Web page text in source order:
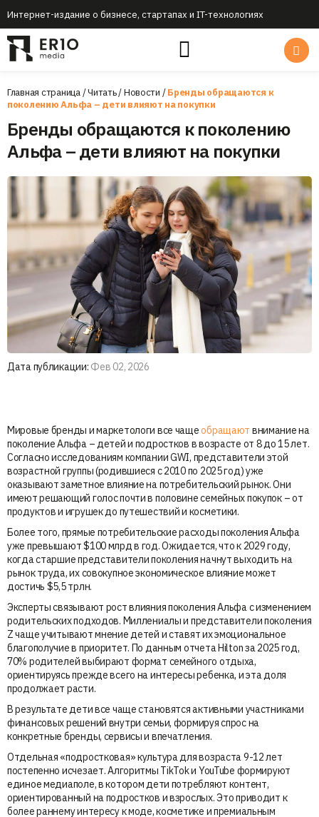
Интернет-издание о бизнесе, стартапах и IT-технологиях
Главная страница/Читать/Новости /Бренды обращаются к
поколению Альфа – дети влияют на покупки
Бренды обращаются к поколению
Альфа – дети влияют на покупки
Дата публикации: Фев 02, 2026
Мировые бренды и маркетологи все чащеобращают внимание на
поколение Альфа – детей и подростков в возрасте от 8 до 15 лет.
Согласно исследованиям компании GWI, представители этой
возрастной группы (родившиеся с 2010 по 2025 год) уже
оказывают заметное влияние на потребительский рынок. Они
имеют решающий голос почти в половине семейных покупок – от
продуктов и игрушек до путешествий и косметики.
Более того, прямые потребительские расходы поколения Альфа
уже превышают $100 млрд в год. Ожидается, что к 2029 году,
когда старшие представители поколения начнут выходить на
рынок труда, их совокупное экономическое влияние может
достичь $5,5 трлн.
Эксперты связывают рост влияния поколения Альфа с изменением
родительских подходов. Миллениалы и представители поколения
Z чаще учитывают мнение детей и ставят их эмоциональное
благополучие в приоритет. По данным отчета Hilton за 2025 год,
70% родителей выбирают формат семейного отдыха,
ориентируясь прежде всего на интересы ребенка, и эта доля
продолжает расти.
В результате дети все чаще становятся активными участниками
финансовых решений внутри семьи, формируя спрос на
конкретные бренды, сервисы и впечатления.
Отдельная «подростковая» культура для возраста 9-12 лет
постепенно исчезает. Алгоритмы TikTok и YouTube формируют
единое медиаполе, в котором дети потребляют контент,
ориентированный на подростков и взрослых. Это приводит к
более раннему интересу к моде, косметике и премиальным